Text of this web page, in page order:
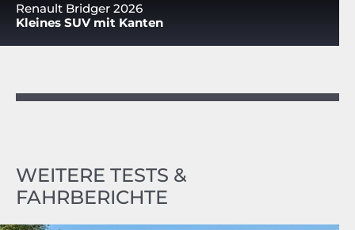
Renault Bridger 2026
Kleines SUV mit Kanten
WEITERE TESTS &
FAHRBERICHTE